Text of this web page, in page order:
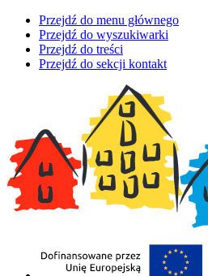
Przejdź do menu głównego
Przejdź do wyszukiwarki
Przejdź do treści
Przejdź do sekcji kontakt